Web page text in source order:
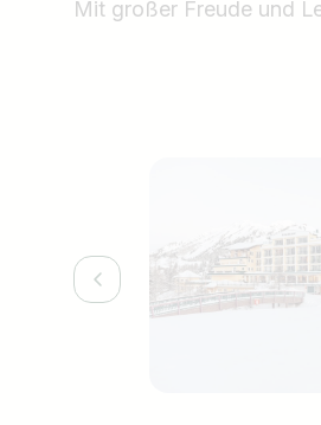
Mit großer Freude und